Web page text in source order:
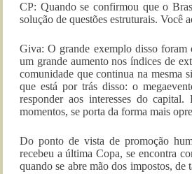
CP: Quando se confirmou que o
solução de questões estruturais. Você
Giva: O grande exemplo disso foram
um grande aumento nos índices de
comunidade que continua na mesma
que está por trás disso: o
responder aos interesses do
momentos, se porta da forma mais
Do ponto de vista de promoção
recebeu a última Copa, se encontra
quando se abre mão dos impostos,